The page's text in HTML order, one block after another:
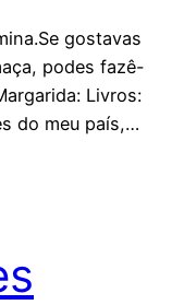
gostavas
podes fazê-
Livros:
do meu país,…